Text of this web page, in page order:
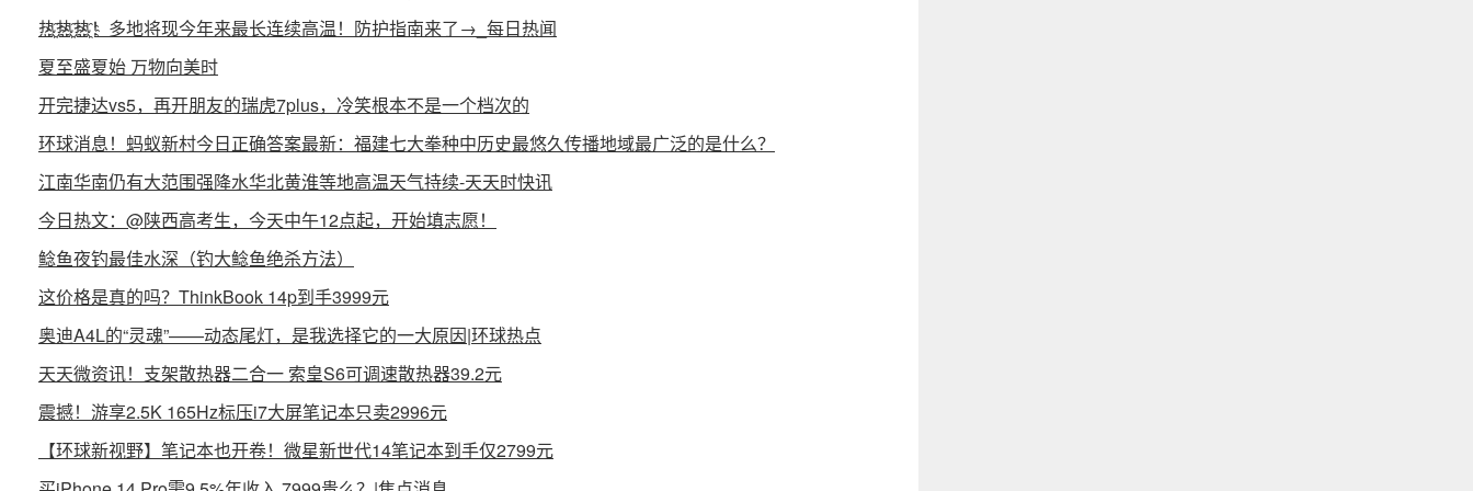
热҈热҈热҈！多地将现今年来最长连续高温！防护指南来了→_每日热闻
夏至盛夏始 万物向美时
开完捷达vs5，再开朋友的瑞虎7plus，冷笑根本不是一个档次的
环球消息！蚂蚁新村今日正确答案最新：福建七大拳种中历史最悠久传播地域最广泛的是什么？
江南华南仍有大范围强降水华北黄淮等地高温天气持续-天天时快讯
今日热文：@陕西高考生，今天中午12点起，开始填志愿！
鲶鱼夜钓最佳水深（钓大鲶鱼绝杀方法）
这价格是真的吗？ThinkBook 14p到手3999元
奥迪A4L的“灵魂”——动态尾灯，是我选择它的一大原因|环球热点
天天微资讯！支架散热器二合一 索皇S6可调速散热器39.2元
震撼！游享2.5K 165Hz标压i7大屏笔记本只卖2996元
【环球新视野】笔记本也开卷！微星新世代14笔记本到手仅2799元